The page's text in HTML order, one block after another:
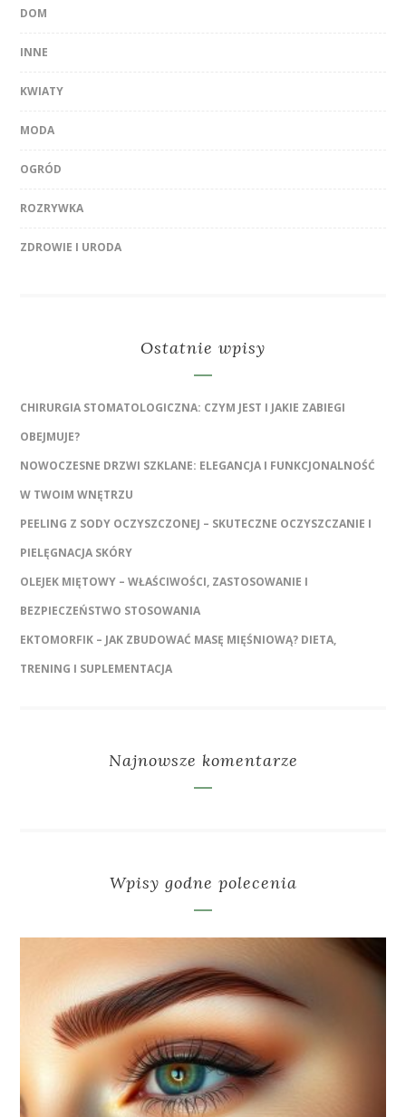
DOM
INNE
KWIATY
MODA
OGRÓD
ROZRYWKA
ZDROWIE I URODA
Ostatnie wpisy
CHIRURGIA STOMATOLOGICZNA: CZYM JEST I JAKIE ZABIEGI
OBEJMUJE?
NOWOCZESNE DRZWI SZKLANE: ELEGANCJA I FUNKCJONALNOŚĆ
W TWOIM WNĘTRZU
PEELING Z SODY OCZYSZCZONEJ – SKUTECZNE OCZYSZCZANIE I
PIELĘGNACJA SKÓRY
OLEJEK MIĘTOWY – WŁAŚCIWOŚCI, ZASTOSOWANIE I
BEZPIECZEŃSTWO STOSOWANIA
EKTOMORFIK – JAK ZBUDOWAĆ MASĘ MIĘŚNIOWĄ? DIETA,
TRENING I SUPLEMENTACJA
Najnowsze komentarze
Wpisy godne polecenia